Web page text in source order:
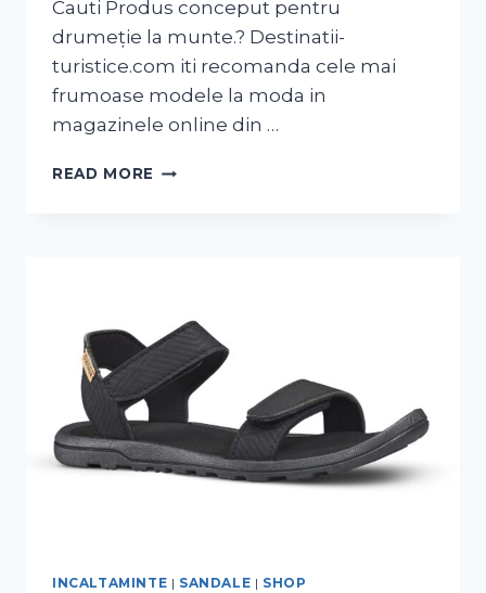
Cauti Produs conceput pentru
drumeție la munte.? Destinatii-
turistice.com iti recomanda cele mai
frumoase modele la moda in
magazinele online din …
READ MORE
INCALTAMINTE | SANDALE | SHOP